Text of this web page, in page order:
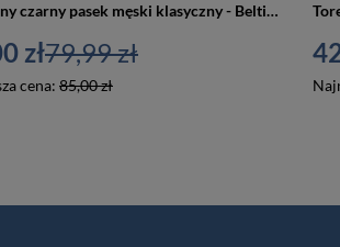
Skórzany czarny pasek męski klasyczny - Beltimore Jeans E01
zł
cena: 85,00 zł
79,99 zł